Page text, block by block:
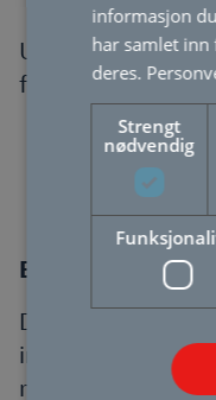
Uansett kan det
før du setter i
Enova-støtte til
Du kan få dekket
når du skaffer
informasjon
har samlet inn
deres.
Strengt
nødvendig